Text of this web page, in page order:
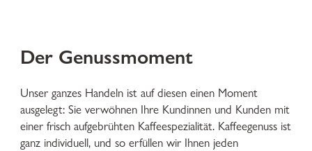
Der Genussmoment
Unser ganzes Handeln ist auf diesen einen Moment
ausgelegt: Sie verwöhnen Ihre Kundinnen und Kunden mit
einer frisch aufgebrühten Kaffeespezialität. Kaffeegenuss ist
ganz individuell, und so erfüllen wir Ihnen jeden